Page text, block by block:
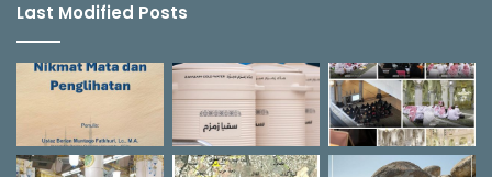
Last Modified Posts